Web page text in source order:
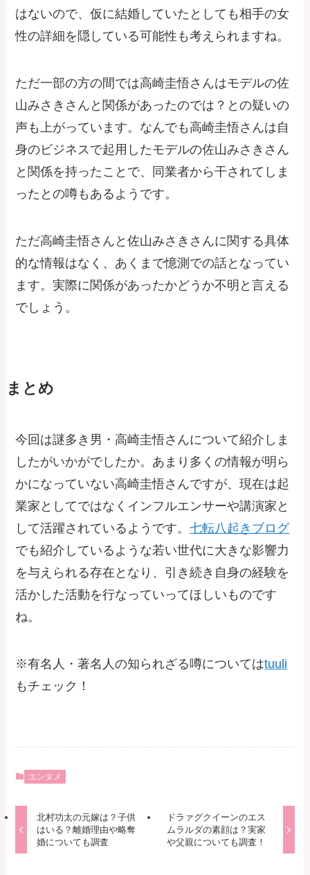
はないので、仮に結婚していたとしても相手の女
性の詳細を隠している可能性も考えられますね。
ただ一部の方の間では高崎圭悟さんはモデルの佐
山みさきさんと関係があったのでは？との疑いの
声も上がっています。なんでも高崎圭悟さんは自
身のビジネスで起用したモデルの佐山みさきさん
と関係を持ったことで、同業者から干されてしま
ったとの噂もあるようです。
ただ高崎圭悟さんと佐山みさきさんに関する具体
的な情報はなく、あくまで憶測での話となってい
ます。実際に関係があったかどうか不明と言える
でしょう。
まとめ
今回は謎多き男・高崎圭悟さんについて紹介しま
したがいかがでしたか。あまり多くの情報が明ら
かになっていない高崎圭悟さんですが、現在は起
業家としてではなくインフルエンサーや講演家と
して活躍されているようです。七転八起きブログ
でも紹介しているような若い世代に大きな影響力
を与えられる存在となり、引き続き自身の経験を
活かした活動を行なっていってほしいものです
ね。
※有名人・著名人の知られざる噂についてはtuuli
もチェック！
エンタメ
北村功太の元嫁は？子供
はいる？離婚理由や略奪
婚についても調査
ドラァグクイーンのエス
ムラルダの素顔は？実家
や父親についても調査！